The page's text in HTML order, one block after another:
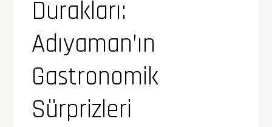
Durakları:
Adıyaman’ın
Gastronomik
Sürprizleri